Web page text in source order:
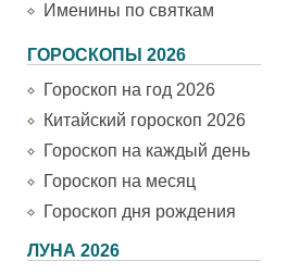
Именины по святкам
ГОРОСКОПЫ 2026
Гороскоп на год 2026
Китайский гороскоп 2026
Гороскоп на каждый день
Гороскоп на месяц
Гороскоп дня рождения
ЛУНА 2026